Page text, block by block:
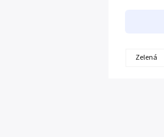
Zelená